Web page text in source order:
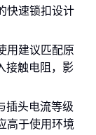
快速锁扣设计
用建议匹配原
接触电阻，影
插头电流等级
高于使用环境